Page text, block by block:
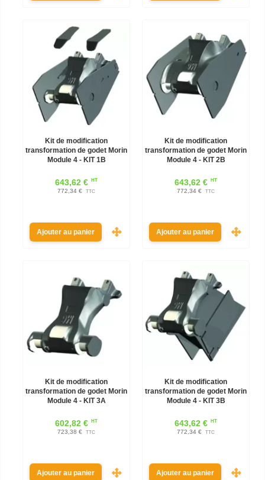
Kit de modification
transformation de godet Morin
Module 4 - KIT 1B
643,62 € HT
772,34 € TTC
Ajouter au panier
Kit de modification
transformation de godet Morin
Module 4 - KIT 2B
643,62 € HT
772,34 € TTC
Ajouter au panier
Kit de modification
transformation de godet Morin
Module 4 - KIT 3A
602,82 € HT
723,38 € TTC
Ajouter au panier
Kit de modification
transformation de godet Morin
Module 4 - KIT 3B
643,62 € HT
772,34 € TTC
Ajouter au panier